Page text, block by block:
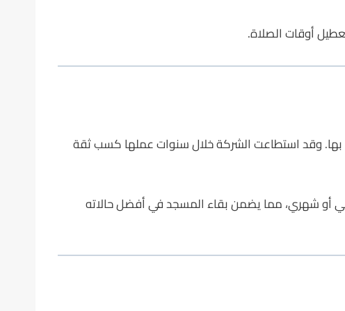
أوقات الصلاة.
وقد استطاعت الشركة خلال سنوات عملها كسب ثقة
أو شهري، مما يضمن بقاء المسجد في أفضل حالاته